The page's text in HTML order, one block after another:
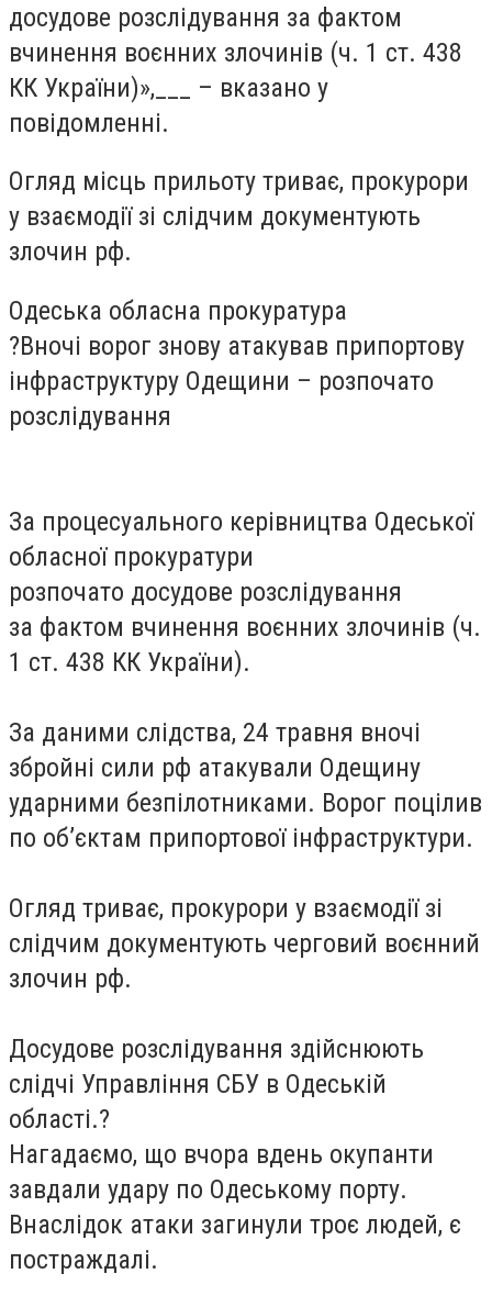
досудове розслідування за фактом
вчинення воєнних злочинів (ч. 1 ст. 438
КК України)»,___ – вказано у
повідомленні.
Огляд місць прильоту триває, прокурори
у взаємодії зі слідчим документують
злочин рф.
Одеська обласна прокуратура
?Вночі ворог знову атакував припортову
інфраструктуру Одещини – розпочато
розслідування
За процесуального керівництва Одеської
обласної прокуратури
розпочато досудове розслідування
за фактом вчинення воєнних злочинів (ч.
1 ст. 438 КК України).
За даними слідства, 24 травня вночі
збройні сили рф атакували Одещину
ударними безпілотниками. Ворог поцілив
по об’єктам припортової інфраструктури.
Огляд триває, прокурори у взаємодії зі
слідчим документують черговий воєнний
злочин рф.
Досудове розслідування здійснюють
слідчі Управління СБУ в Одеській
області.?
Нагадаємо, що вчора вдень окупанти
завдали удару по Одеському порту.
Внаслідок атаки загинули троє людей, є
постраждалі.